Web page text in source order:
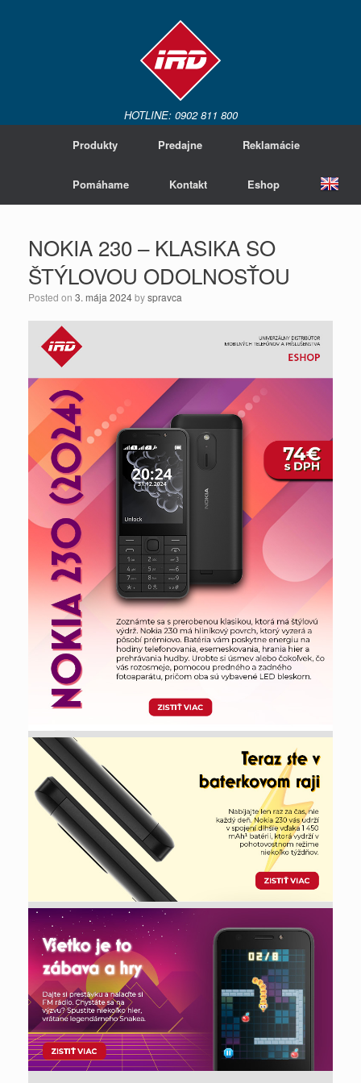
HOTLINE: 0902 811 800
Produkty
Predajne Reklamácie
Pomáhame Kontakt Eshop
NOKIA 230 – KLASIKA SO
ŠTÝLOVOU ODOLNOSŤOU
Posted on 3. mája 2024byspravca